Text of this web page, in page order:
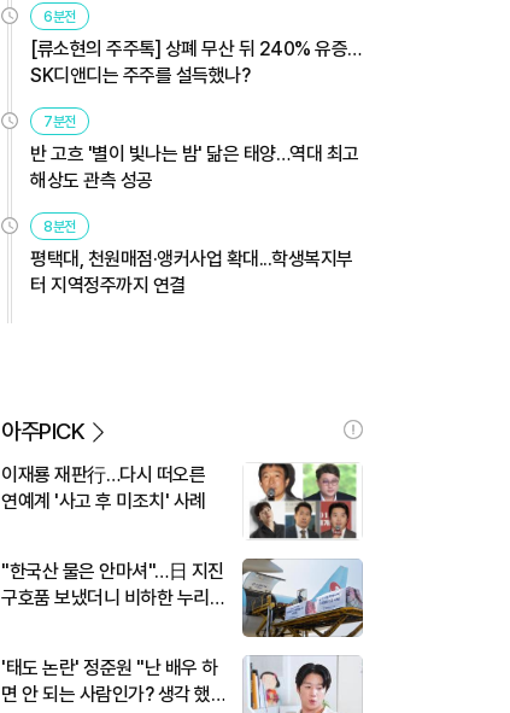
6분전
[류소현의 주주톡] 상폐 무산 뒤 240% 유증…
SK디앤디는 주주를 설득했나?
7분전
반 고흐 '별이 빛나는 밤' 닮은 태양…역대 최고
해상도 관측 성공
8분전
평택대, 천원매점·앵커사업 확대...학생복지부
터 지역정주까지 연결
아주PICK
이재룡 재판行…다시 떠오른
연예계 '사고 후 미조치' 사례
"한국산 물은 안마셔"…日 지진
구호품 보냈더니 비하한 누리
'태도 논란' 정준원 "난 배우 하
면 안 되는 사람인가? 생각 했